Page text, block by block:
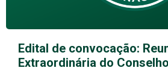
Edital de convocação:
Extraordinária do